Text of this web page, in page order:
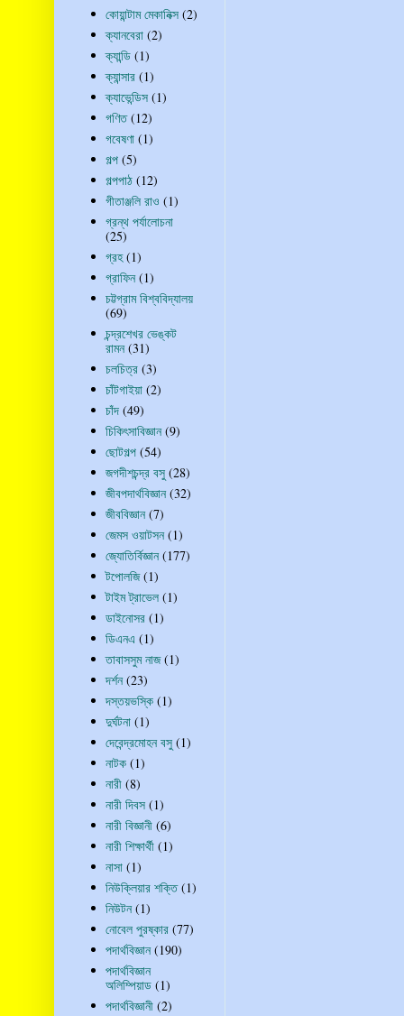
কোয়ান্টাম মেকানিক্স (2)
ক্যানবেরা (2)
ক্যান্ডি (1)
ক্যান্সার (1)
ক্যাভেন্ডিস (1)
গণিত (12)
গবেষণা (1)
গল্প (5)
গল্পপাঠ (12)
গীতাঞ্জলি রাও (1)
গ্রন্থ পর্যালোচনা
(25)
গ্রহ (1)
গ্রাফিন (1)
চট্টগ্রাম বিশ্ববিদ্যালয়
(69)
চন্দ্রশেখর ভেঙ্কট
রামন (31)
চলচিত্র (3)
চাঁটগাইয়া (2)
চাঁদ (49)
চিকিৎসাবিজ্ঞান (9)
ছোটগল্প (54)
জগদীশচন্দ্র বসু (28)
জীবপদার্থবিজ্ঞান (32)
জীববিজ্ঞান (7)
জেমস ওয়াটসন (1)
জ্যোতির্বিজ্ঞান (177)
টপোলজি (1)
টাইম ট্রাভেল (1)
ডাইনোসর (1)
ডিএনএ (1)
তাবাসসুম নাজ (1)
দর্শন (23)
দস্তয়ভস্কি (1)
দুর্ঘটনা (1)
দেবেন্দ্রমোহন বসু (1)
নাটক (1)
নারী (8)
নারী দিবস (1)
নারী বিজ্ঞানী (6)
নারী শিক্ষার্থী (1)
নাসা (1)
নিউক্লিয়ার শক্তি (1)
নিউটন (1)
নোবেল পুরষ্কার (77)
পদার্থবিজ্ঞান (190)
পদার্থবিজ্ঞান
অলিম্পিয়াড (1)
পদার্থবিজ্ঞানী (2)